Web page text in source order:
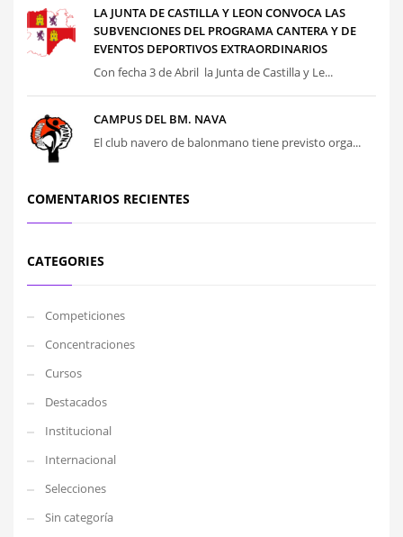
LA JUNTA DE CASTILLA Y LEON CONVOCA LAS
SUBVENCIONES DEL PROGRAMA CANTERA Y DE
EVENTOS DEPORTIVOS EXTRAORDINARIOS
Con fecha 3 de Abril la Junta de Castilla y Le...
CAMPUS DEL BM. NAVA
El club navero de balonmano tiene previsto orga...
COMENTARIOS RECIENTES
CATEGORIES
Competiciones
Concentraciones
Cursos
Destacados
Institucional
Internacional
Selecciones
Sin categoría